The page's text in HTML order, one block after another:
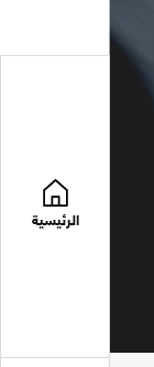
الرئيسية